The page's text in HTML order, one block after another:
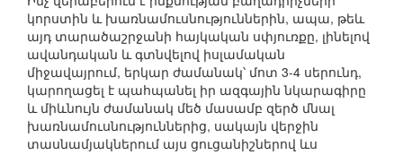
կորստին և խառնամուսնություններին, ապա, թեև
այդ տարածաշրջանի հայկական սփյուռքը, լինելով
ավանդական և գտնվելով իսլամական
միջավայրում, երկար ժամանակ՝ մոտ 3-4 սերունդ,
կարողացել է պահպանել իր ազգային նկարագիրը
և միևնույն ժամանակ մեծ մասամբ զերծ մնալ
խառնամուսնություններից, սակայն վերջին
տասնամյակներում այս ցուցանիշներով ևս